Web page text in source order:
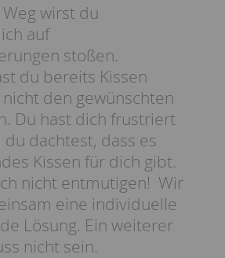
wirst du
auf
stoßen.
du bereits Kissen
den gewünschten
Du hast dich frustriert
dachtest, dass es
Kissen für dich gibt.
nicht entmutigen! Wir
eine individuelle
Lösung. Ein weiterer
nicht sein.